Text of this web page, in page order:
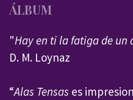
ÁLBUM
"Hay en ti la fatiga de
D. M. Loynaz
“Alas Tensas es